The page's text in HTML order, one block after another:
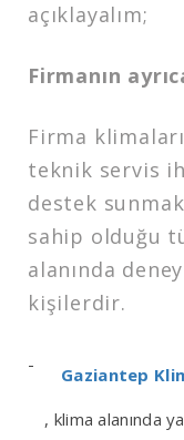
açıklayalım;
Firmanın
Firma
teknik servis
destek
sahip olduğu
alanında
kişilerdir.
Gaziantep
, klima alanında